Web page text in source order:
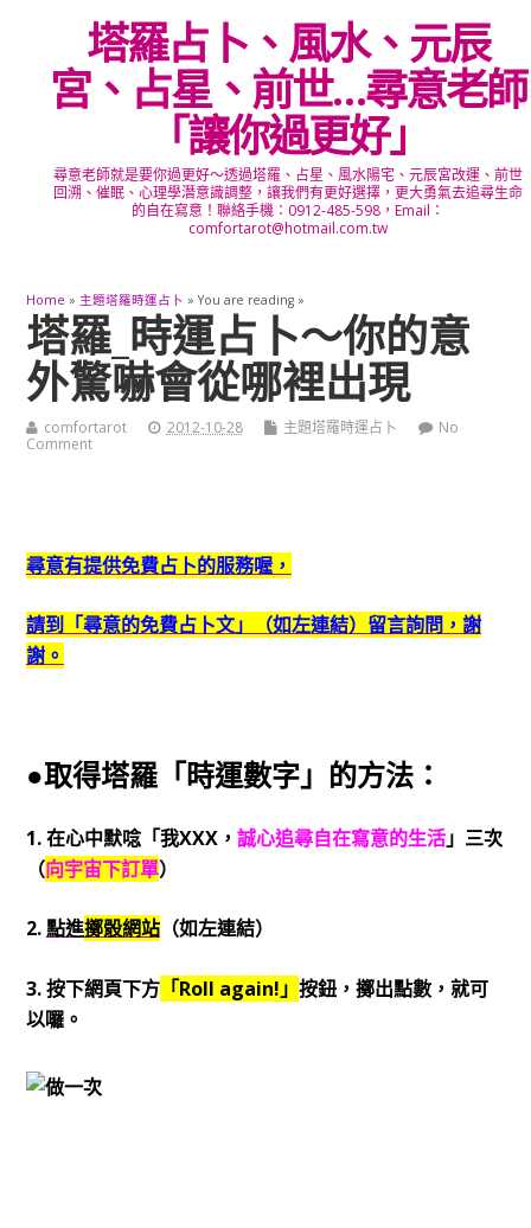
塔羅占卜、風水、元辰
宮、占星、前世…尋意老師
「讓你過更好」
尋意老師就是要你過更好～透過塔羅、占星、風水陽宅、元辰宮改運、前世
回溯、催眠、心理學潛意識調整，讓我們有更好選擇，更大勇氣去追尋生命
的自在寫意！聯絡手機：0912-485-598，Email：
comfortarot@hotmail.com.tw
Home » 主題塔羅時運占卜 » You are reading »
塔羅_時運占卜～你的意
外驚嚇會從哪裡出現
comfortarot 2012-10-28 主題塔羅時運占卜
No
Comment
尋意有提供免費占卜的服務喔，
請到「尋意的免費占卜文」（如左連結）留言詢問，謝
謝。
●取得塔羅「時運數字」的方法：
1. 在心中默唸「我XXX， 誠心追尋自在寫意的生活」三次
（向宇宙下訂單）
2.點進擲骰網站（如左連結）
3. 按下網頁下方「Roll again!」 按鈕，擲出點數，就可
以囉。